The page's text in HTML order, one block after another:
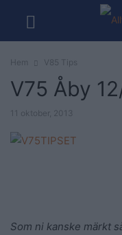
Hem V85 Tips
V75 Åby
11 oktober, 2013
Som ni kanske märkt